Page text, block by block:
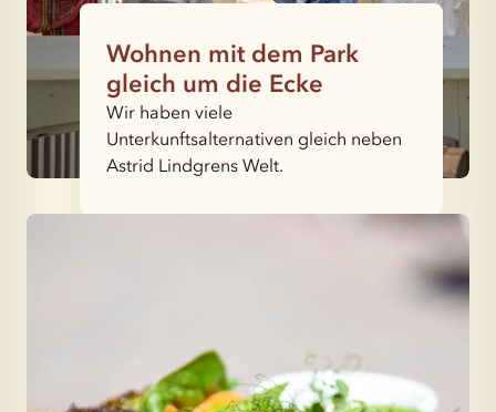
Wohnen mit dem Park
gleich um die Ecke
Wir haben viele
Unterkunftsalternativen gleich neben
Astrid Lindgrens Welt.